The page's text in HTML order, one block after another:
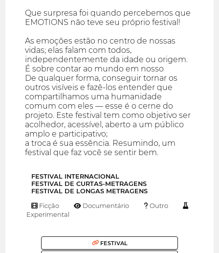
Que surpresa foi quando percebemos que
EMOTIONS não teve seu próprio festival!
As emoções estão no centro de nossas
vidas; elas falam com todos,
independentemente da idade ou origem.
É sobre contar ao mundo em nosso
De qualquer forma, conseguir tornar os
outros visíveis e fazê-los entender que
compartilhamos uma humanidade
comum com eles — esse é o cerne do
projeto. Este festival tem como objetivo ser
acolhedor, acessível, aberto a um público
amplo e participativo;
a troca é sua essência. Resumindo, um
festival que faz você se sentir bem.
FESTIVAL INTERNACIONAL
FESTIVAL DE CURTAS-METRAGENS
FESTIVAL DE LONGAS METRAGENS
Ficção Documentário
Outro
Experimental
FESTIVAL